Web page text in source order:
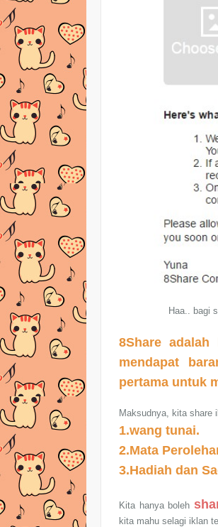
Haa.. bagi
8Share
mendapat
pertama untuk
Maksudnya, kita share
1.wang tunai.
2.Mata
3.Hadiah dan
Kita hanya boleh
kita mahu selagi iklan